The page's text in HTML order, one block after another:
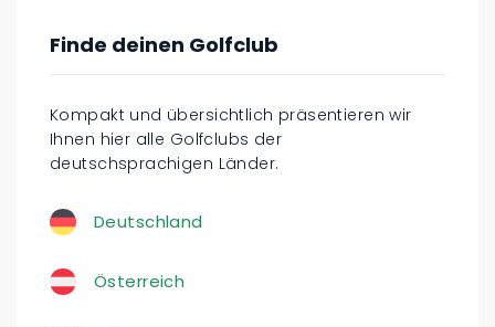
Finde deinen Golfclub
Kompakt und übersichtlich präsentieren wir
Ihnen hier alle Golfclubs der
deutschsprachigen Länder.
Deutschland
Österreich